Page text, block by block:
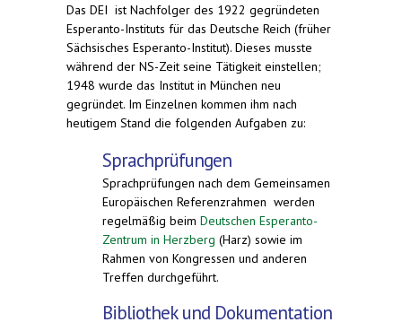
Das DEI ist Nachfolger des 1922 gegründeten
Esperanto-Instituts für das Deutsche Reich (früher
Sächsisches Esperanto-Institut). Dieses musste
während der NS-Zeit seine Tätigkeit einstellen;
1948 wurde das Institut in München neu
gegründet. Im Einzelnen kommen ihm nach
heutigem Stand die folgenden Aufgaben zu:
Sprachprüfungen
Sprachprüfungen nach dem Gemeinsamen
Europäischen Referenzrahmen werden
regelmäßig beim Deutschen Esperanto-
Zentrum in Herzberg (Harz) sowie im
Rahmen von Kongressen und anderen
Treffen durchgeführt.
Bibliothek und Dokumentation